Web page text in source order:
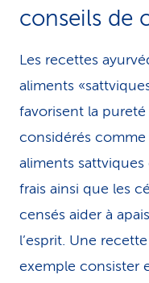
conseils de
Les recettes
aliments
favorisent la
considérés
aliments
frais ainsi que les
censés aider à
l’esprit. Une
exemple consister